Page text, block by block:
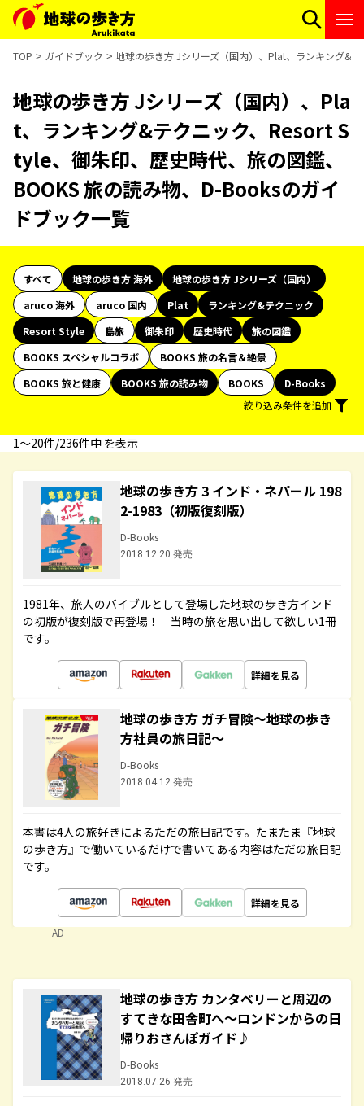
TOP ガイドブック 地球の歩き方 Jシリーズ（国内）、Plat、ランキング&
地球の歩き方 Jシリーズ（国内）、Pla
t、ランキング&テクニック、Resort S
tyle、御朱印、歴史時代、旅の図鑑、
BOOKS 旅の読み物、D-Booksのガイ
ドブック一覧
すべて 地球の歩き方 海外
地球の歩き方 Jシリーズ（国内）
aruco 海外
aruco 国内 Plat
ランキング&テクニック
Resort Style
島旅 御朱印 歴史時代
旅の図鑑
BOOKS スペシャルコラボ
BOOKS 旅の名言＆絶景
BOOKS 旅と健康
BOOKS 旅の読み物 BOOKS
D-Books
絞り込み条件を追加
1〜20件/236件中 を表示
地球の歩き方 3 インド・ネパール 198
2-1983（初版復刻版）
D-Books
2018.12.20 発売
1981年、旅人のバイブルとして登場した地球の歩き方インド
の初版が復刻版で再登場！ 当時の旅を思い出して欲しい1冊
です。
詳細を見る
地球の歩き方 ガチ冒険～地球の歩き
方社員の旅日記～
D-Books
2018.04.12 発売
本書は4人の旅好きによるただの旅日記です。たまたま『地球
の歩き方』で働いているだけで書いてある内容はただの旅日記
です。
詳細を見る
AD
地球の歩き方 カンタベリーと周辺の
すてきな田舎町へ～ロンドンからの日
帰りおさんぽガイド♪
D-Books
2018.07.26 発売